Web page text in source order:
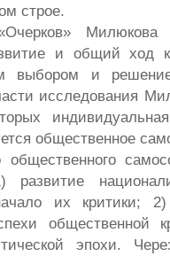
строе.
Милюкова
и общий ход
выбором и
исследования
общественное
общественного
их критики;
общественной
эпохи.